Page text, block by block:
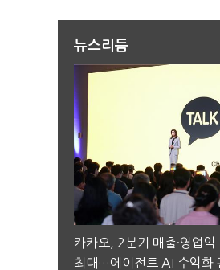
뉴스리듬
카카오, 2분기 매출·영업익
최대…에이전트 AI 수익화